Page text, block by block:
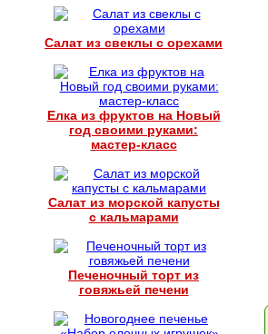
Салат из свеклы с орехами
Елка из фруктов на Новый
год своими руками:
мастер-класс
Салат из морской капусты
с кальмарами
Печеночный торт из
говяжьей печени